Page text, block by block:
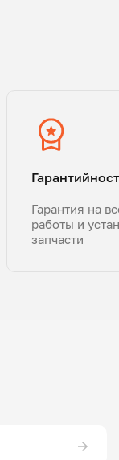
Гарантия на
работы и
запчасти